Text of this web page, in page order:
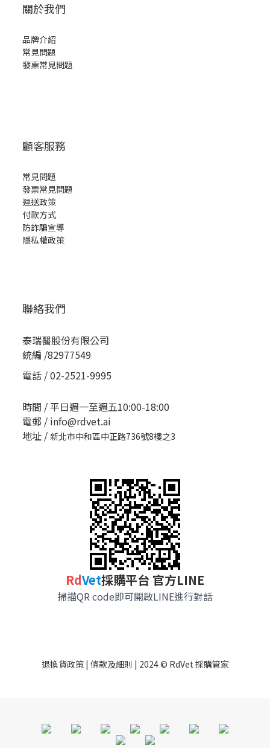
關於我們
品牌介紹
常見問題
發票常見問題
顧客服務
常見問題
發票常見問題
運送政策
付款方式
防詐騙宣導
隱私權政策
聯絡我們
泰瑞醫股份有限公司
統編 /82977549
電話 / 02-2521-9995
時間 / 平日週一至週五10:00-18:00
電郵 / info@rdvet.ai
地址 / 新北市中和區中正路736號8樓之3
RdVet採購平台 官方LINE
掃描QR code即可開啟LINE進行對話
退換貨政策| 條款及細則 | 2024 © RdVet 採購管家